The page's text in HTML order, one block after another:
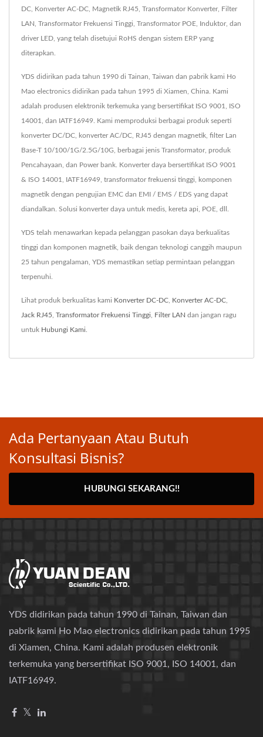
DC, Konverter AC-DC, Magnetik RJ45, Transformator Konverter, Filter
LAN, Transformator Frekuensi Tinggi, Transformator POE, Induktor, dan
driver LED, yang telah disetujui RoHS dengan sistem ERP yang
diterapkan.
YDS didirikan pada tahun 1990 di Tainan, Taiwan dan pabrik kami Ho
Mao electronics didirikan pada tahun 1995 di Xiamen, China. Kami
adalah produsen elektronik terkemuka yang bersertifikat ISO 9001, ISO
14001, dan IATF16949. Kami memproduksi berbagai produk seperti
konverter DC/DC, konverter AC/DC, RJ45 dengan magnetik, filter Lan
Base-T 10/100/1G/2.5G/10G, berbagai jenis Transformator, produk
Pencahayaan, dan Power bank. Konverter daya bersertifikat ISO 9001
& ISO 14001, IATF16949, transformator frekuensi tinggi, komponen
magnetik dengan pengujian EMC dan EMI / EMS / EDS yang dapat
diandalkan. Solusi konverter daya untuk medis, kereta api, POE, dll.
YDS telah menawarkan kepada pelanggan pasokan daya berkualitas
tinggi dan komponen magnetik, baik dengan teknologi canggih maupun
25 tahun pengalaman, YDS memastikan setiap permintaan pelanggan
terpenuhi.
Lihat produk berkualitas kami Konverter DC-DC Konverter AC-DC
Jack RJ45 Transformator Frekuensi Tinggi Filter LAN dan jangan ragu
untuk Hubungi Kami
Ada Pertanyaan Atau Butuh
Konsultasi Bisnis?
HUBUNGI SEKARANG!!
YDS didirikan pada tahun 1990 di Tainan, Taiwan dan
pabrik kami Ho Mao electronics didirikan pada tahun 1995
di Xiamen, China. Kami adalah produsen elektronik
terkemuka yang bersertifikat ISO 9001, ISO 14001, dan
IATF16949.